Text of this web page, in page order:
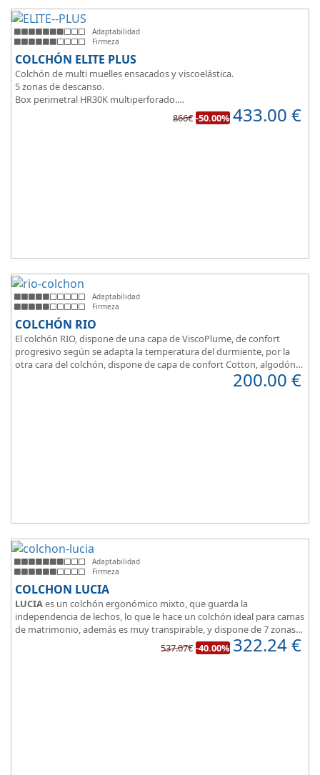
Adaptabilidad
Firmeza
COLCHÓN ELITE PLUS
Colchón de multi muelles ensacados y viscoelástica.
5 zonas de descanso.
Box perimetral HR30K multiperforado.
Para personas que buscan la comodidad y confort a la hora de
866€ -50.00% 433.00 €
Adaptabilidad
Firmeza
COLCHÓN RIO
El colchón RIO, dispone de una capa de ViscoPlume, de confort
progresivo según se adapta la temperatura del durmiente, por la
otra cara del colchón, dispone de capa de confort Cotton, algodón
100% que brinda una sensación de confort inmediata.200.00 €
Adaptabilidad
Firmeza
COLCHON LUCIA
LUCIAes un colchón ergonómico mixto, que guarda la
independencia de lechos, lo que le hace un colchón ideal para camas
de matrimonio, además es muy transpirable, y dispone de 7 zonas
537.07€ -40.00% 322.24€